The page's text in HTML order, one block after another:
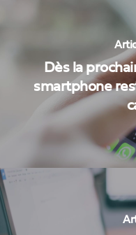
Dès la
smartphone